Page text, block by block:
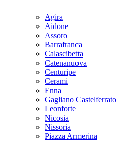
Agira
Aidone
Assoro
Barrafranca
Calascibetta
Catenanuova
Centuripe
Cerami
Enna
Gagliano Castelferrato
Leonforte
Nicosia
Nissoria
Piazza Armerina